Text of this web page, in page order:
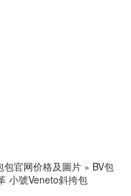
包官网价格及圖片 » BV包
小號Veneto斜挎包